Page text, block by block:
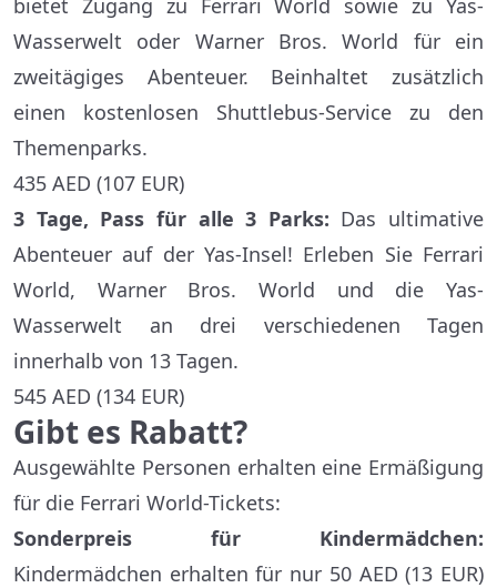
bietet Zugang zu Ferrari World sowie zu Yas-
Wasserwelt oder Warner Bros. World für ein
zweitägiges Abenteuer. Beinhaltet zusätzlich
einen kostenlosen Shuttlebus-Service zu den
Themenparks.
435 AED (107 EUR)
3 Tage, Pass für alle 3 Parks: Das ultimative
Abenteuer auf der Yas-Insel! Erleben Sie Ferrari
World, Warner Bros. World und die Yas-
Wasserwelt an drei verschiedenen Tagen
innerhalb von 13 Tagen.
545 AED (134 EUR)
Gibt es Rabatt?
Ausgewählte Personen erhalten eine Ermäßigung
für die Ferrari World-Tickets:
Sonderpreis für Kindermädchen:
Kindermädchen erhalten für nur 50 AED (13 EUR)